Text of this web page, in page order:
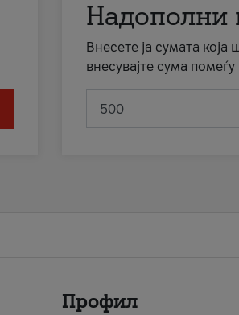
Надополни
Внесете ја сумата
внесувајте сума
Профил